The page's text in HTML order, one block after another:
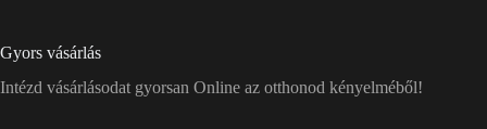
Gyors vásárlás
Intézd vásárlásodat gyorsan Online az otthonod kényelméből!